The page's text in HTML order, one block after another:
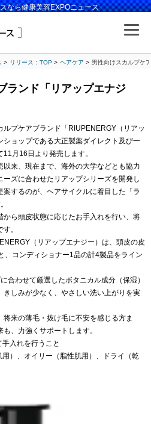
なら健康美容EXPOニュース
リリース：TOP ヘアケア 男性向けスカルプケ
ランド「リアップエナジ
プケアブランド「RIUPENERGY（リアッ
ョップである大正製薬ダイレクト及び一
月16日より発売します。
以来、現在まで、海外の大学などとも協力
ズに合わせたリアップシリーズを開発し
するのが、ヘアサイクルに着目した「ラ
ら頭皮状態に応じたお手入れを行い、将
。
（リアップエナジー）は、頭皮の皮
コンディショナー1品の計4製品をライン
合わせて厳選したボタニカル成分（保湿）
しみが少なく、やさしい洗い上がりを実
来の薄毛・抜け毛に不安を感じる方ま
、力強くサポートします。
入れを行うこと
）、オイリー（脂性肌用）、ドライ（乾